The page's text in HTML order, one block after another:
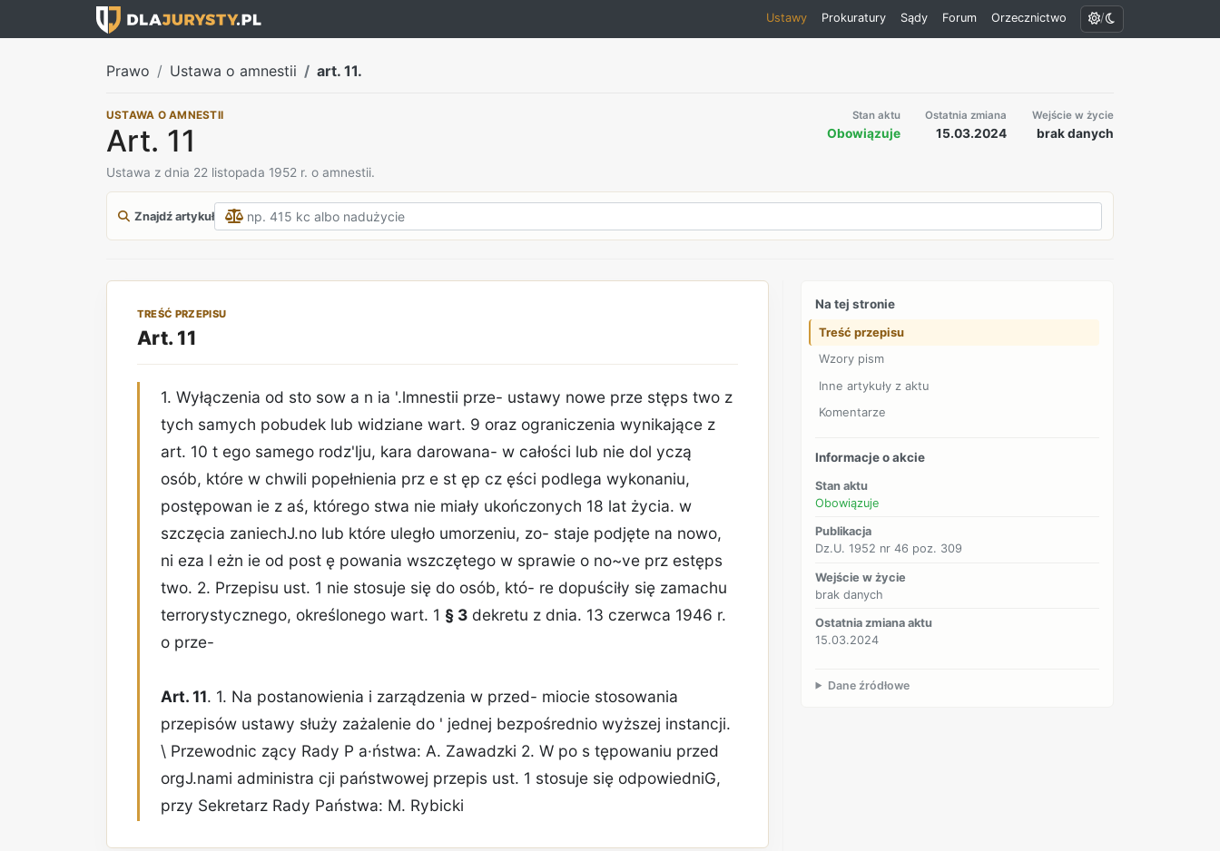
Ustawy Prokuratury Sądy Forum Orzecznictwo /
Prawo Ustawa o amnestii art. 11.
USTAWA O AMNESTII
Art. 11
Ustawa z dnia 22 listopada 1952 r. o amnestii.
Stan aktu
Obowiązuje
Ostatnia zmiana
15.03.2024
Wejście w życie
brak danych
Znajdź artykuł
TREŚĆ PRZEPISU
Art. 11
1. Wyłączenia od sto sow a n ia '.lmnestii prze- ustawy nowe prze stęps two z
tych samych pobudek lub widziane wart. 9 oraz ograniczenia wynikające z
art. 10 t ego samego rodz'lju, kara darowana- w całości lub nie dol yczą
osób, które w chwili popełnienia prz e st ęp­ cz ęści podlega wykonaniu,
postępowan ie z aś, którego stwa nie miały ukończonych 18 lat życia. w
szczęcia zaniechJ.no lub które uległo umorzeniu, zo- staje podjęte na nowo,
ni eza l eżn ie od post ę powania wszczętego w sprawie o no~ve prz estęps
two. 2. Przepisu ust. 1 nie stosuje się do osób, któ- re dopuściły się zamachu
terrorystycznego, określonego wart. 1 § 3dekretu z dnia. 13 czerwca 1946 r.
o prze-
Art. 11. 1. Na postanowienia i zarządzenia w przed- miocie stosowania
przepisów ustawy służy zażalenie do ' jednej bezpośrednio wyższej instancji.
\ Przewodnic zący Rady P a·ństwa: A. Zawadzki 2. W po s tępowaniu przed
orgJ.nami administra cji państwowej przepis ust. 1 stosuje się odpowiedniG,
przy Sekretarz Rady Państwa: M. Rybicki
Na tej stronie
Treść przepisu
Wzory pism
Inne artykuły z aktu
Komentarze
Informacje o akcie
Stan aktu
Obowiązuje
Publikacja
Dz.U. 1952 nr 46 poz. 309
Wejście w życie
brak danych
Ostatnia zmiana aktu
15.03.2024
Dane źródłowe